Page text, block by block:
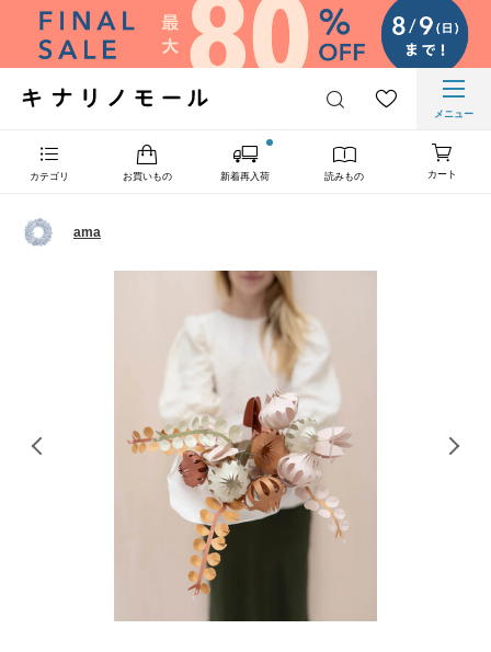
メニュー
カテゴリ お買いもの 新着再入荷 読みもの カート
ama